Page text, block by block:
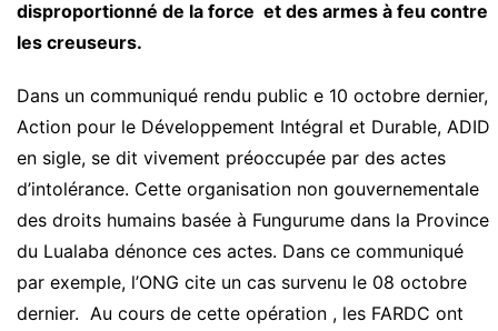
disproportionné de la force et des armes à feu contre
les creuseurs.
Dans un communiqué rendu public e 10 octobre dernier,
Action pour le Développement Intégral et Durable, ADID
en sigle, se dit vivement préoccupée par des actes
d’intolérance. Cette organisation non gouvernementale
des droits humains basée à Fungurume dans la Province
du Lualaba dénonce ces actes. Dans ce communiqué
par exemple, l’ONG cite un cas survenu le 08 octobre
dernier. Au cours de cette opération , les FARDC ont